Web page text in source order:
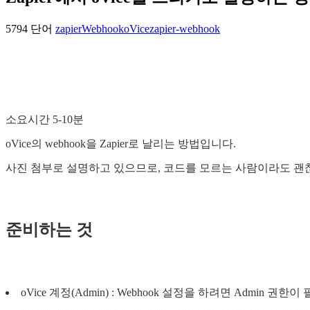
5794 단어 zapierWebhookoVicezapier-webhook
소요시간 5-10분
oVice의 webhook을 Zapier로 날리는 방법입니다.
사진 첨부로 설명하고 있으므로, 코드를 모르는 사람이라도 괜
준비하는 것
oVice 계정(Admin) : Webhook 설정을 하려면 Admin 권한이